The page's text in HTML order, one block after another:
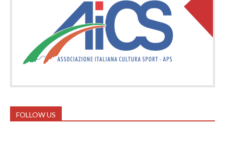
FOLLOW US